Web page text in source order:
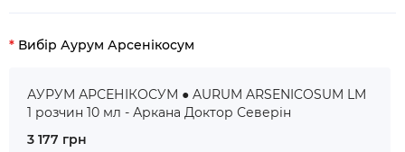
Вибір Аурум Арсенікосум
АУРУМ АРСЕНІКОСУМ ● AURUM ARSENICOSUM LM
1 розчин 10 мл - Аркана Доктор Северін
3 177 грн